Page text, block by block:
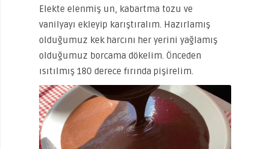
Elekte elenmiş un, kabartma tozu ve
vanilyayı ekleyip karıştıralım. Hazırlamış
olduğumuz kek harcını her yerini yağlamış
olduğumuz borcama dökelim. Önceden
ısıtılmış 180 derece fırında pişirelim.